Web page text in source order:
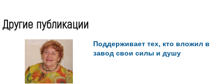
Другие публикации
Поддерживает тех, кто вложил в
завод свои силы и душу